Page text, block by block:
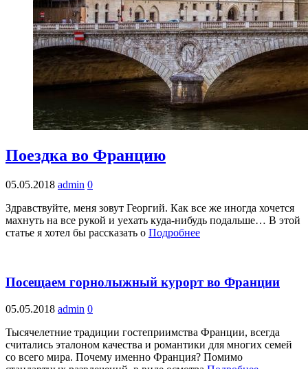
Поездка во Францию
05.05.2018 admin 0
Здравствуйте, меня зовут Георгий. Как все же иногда хочется
махнуть на все рукой и уехать куда-нибудь подальше… В этой
статье я хотел бы рассказать о Подробнее
Посещаем горнолыжный курорт во Франции
05.05.2018 admin 0
Тысячелетние традиции гостеприимства Франции, всегда
считались эталоном качества и романтики для многих семей
со всего мира. Почему именно Франция? Помимо